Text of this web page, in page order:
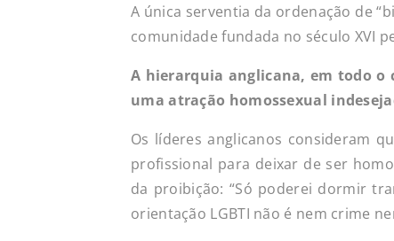
A única serventia da ordenação de
comunidade fundada no século XVI
A hierarquia anglicana, em todo o
uma atração homossexual
Os líderes anglicanos consideram
profissional para deixar de ser
da proibição: “Só poderei dormir
orientação LGBTI não é nem crime